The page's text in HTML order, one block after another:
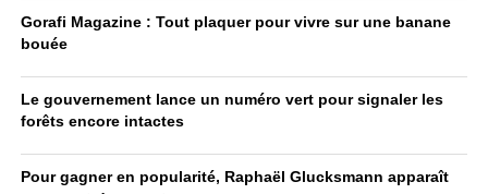
Gorafi Magazine : Tout plaquer pour vivre sur une banane
bouée
Le gouvernement lance un numéro vert pour signaler les
forêts encore intactes
Pour gagner en popularité, Raphaël Glucksmann apparaît